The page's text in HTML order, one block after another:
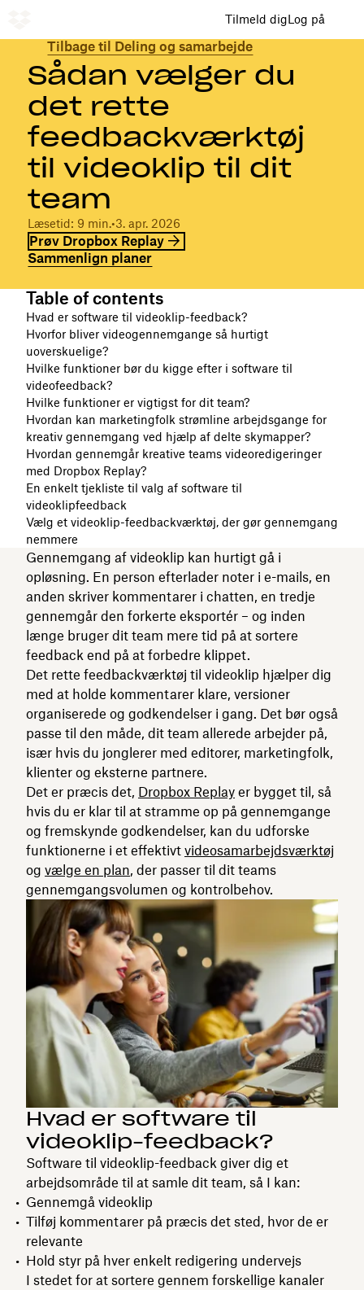
Tilmeld digLog på
Tilbage til Deling og samarbejde
Sådan vælger du
det rette
feedbackværktøj
til videoklip til dit
team
Læsetid: 9 min.•3. apr. 2026
Prøv Dropbox Replay
Sammenlign planer
Table of contents
Hvad er software til videoklip-feedback?
Hvorfor bliver videogennemgange så hurtigt
uoverskuelige?
Hvilke funktioner bør du kigge efter i software til
videofeedback?
Hvilke funktioner er vigtigst for dit team?
Hvordan kan marketingfolk strømline arbejdsgange for
kreativ gennemgang ved hjælp af delte skymapper?
Hvordan gennemgår kreative teams videoredigeringer
med Dropbox Replay?
En enkelt tjekliste til valg af software til
videoklipfeedback
Vælg et videoklip-feedbackværktøj, der gør gennemgang
nemmere
Gennemgang af videoklip kan hurtigt gå i
opløsning. En person efterlader noter i e-mails, en
anden skriver kommentarer i chatten, en tredje
gennemgår den forkerte eksportér – og inden
længe bruger dit team mere tid på at sortere
feedback end på at forbedre klippet.
Det rette feedbackværktøj til videoklip hjælper dig
med at holde kommentarer klare, versioner
organiserede og godkendelser i gang. Det bør også
passe til den måde, dit team allerede arbejder på,
især hvis du jonglerer med editorer, marketingfolk,
klienter og eksterne partnere.
Det er præcis det, Dropbox Replay er bygget til, så
hvis du er klar til at stramme op på gennemgange
og fremskynde godkendelser, kan du udforske
funktionerne i et effektivt videosamarbejdsværktøj
og vælge en plan, der passer til dit teams
gennemgangsvolumen og kontrolbehov.
Hvad er software til
videoklip-feedback?
Software til videoklip-feedback giver dig et
arbejdsområde til at samle dit team, så I kan:
Gennemgå videoklip
Tilføj kommentarer på præcis det sted, hvor de er
relevante
Hold styr på hver enkelt redigering undervejs
I stedet for at sortere gennem forskellige kanaler